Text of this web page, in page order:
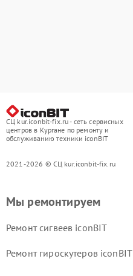
СЦ kur.iconbit-fix.ru - сеть сервисных
центров в Кургане по ремонту и
обслуживанию техники iconBIT
2021-2026 © СЦ kur.iconbit-fix.ru
Мы ремонтируем
Ремонт сигвеев iconBIT
Ремонт гироскутеров iconBIT